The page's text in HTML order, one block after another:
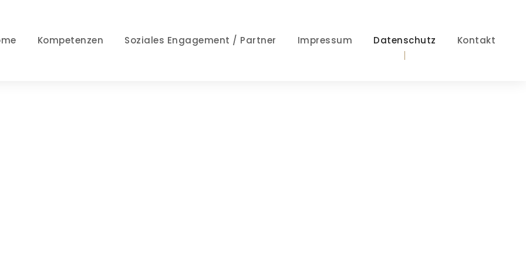
Kompetenzen Soziales Engagement / Partner Impressum Datenschutz Kontakt